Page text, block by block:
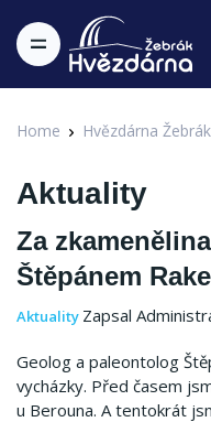
Home Hvězdárna Žebrák
Aktuality
Za
Štěpánem
Aktuality Zapsal
Geolog a paleontolog
vycházky. Před časem
u Berouna. A tentokrát